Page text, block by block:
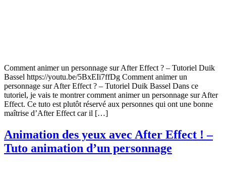
Comment animer un personnage sur After Effect ? – Tutoriel Duik
Bassel https://youtu.be/5BxEIi7ffDg Comment animer un
personnage sur After Effect ? – Tutoriel Duik Bassel Dans ce
tutoriel, je vais te montrer comment animer un personnage sur After
Effect. Ce tuto est plutôt réservé aux personnes qui ont une bonne
maîtrise d’After Effect car il […]
Animation des yeux avec After Effect ! –
Tuto animation d’un personnage